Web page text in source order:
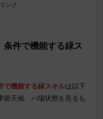
ンク
条件で機能する緑ス
で機能する緑スキルは以下
節天候、バ場状態を見るも